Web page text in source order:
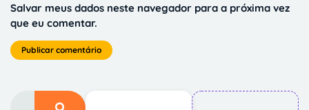
Salvar meus dados neste navegador para a próxima vez
que eu comentar.